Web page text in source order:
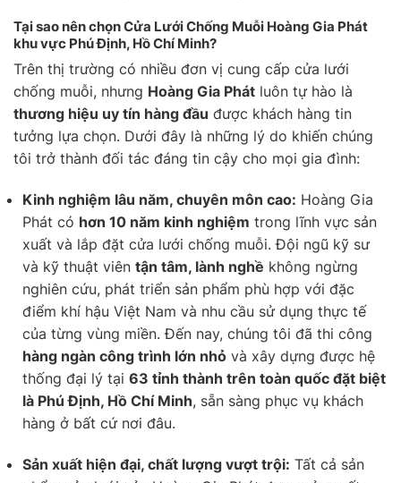
Tại sao nên chọn Cửa Lưới Chống Muỗi Hoàng Gia Phát
khu vực Phú Định, Hồ Chí Minh?
Trên thị trường có nhiều đơn vị cung cấp cửa lưới
chống muỗi, nhưng Hoàng Gia Phát luôn tự hào là
thương hiệu uy tín hàng đầu được khách hàng tin
tưởng lựa chọn. Dưới đây là những lý do khiến chúng
tôi trở thành đối tác đáng tin cậy cho mọi gia đình:
Kinh nghiệm lâu năm, chuyên môn cao: Hoàng Gia
Phát có hơn 10 năm kinh nghiệm trong lĩnh vực sản
xuất và lắp đặt cửa lưới chống muỗi. Đội ngũ kỹ sư
và kỹ thuật viên tận tâm, lành nghề không ngừng
nghiên cứu, phát triển sản phẩm phù hợp với đặc
điểm khí hậu Việt Nam và nhu cầu sử dụng thực tế
của từng vùng miền. Đến nay, chúng tôi đã thi công
hàng ngàn công trình lớn nhỏ và xây dựng được hệ
thống đại lý tại 63 tỉnh thành trên toàn quốc đặt biệt
là Phú Định, Hồ Chí Minh, sẵn sàng phục vụ khách
hàng ở bất cứ nơi đâu.
Sản xuất hiện đại, chất lượng vượt trội: Tất cả sản